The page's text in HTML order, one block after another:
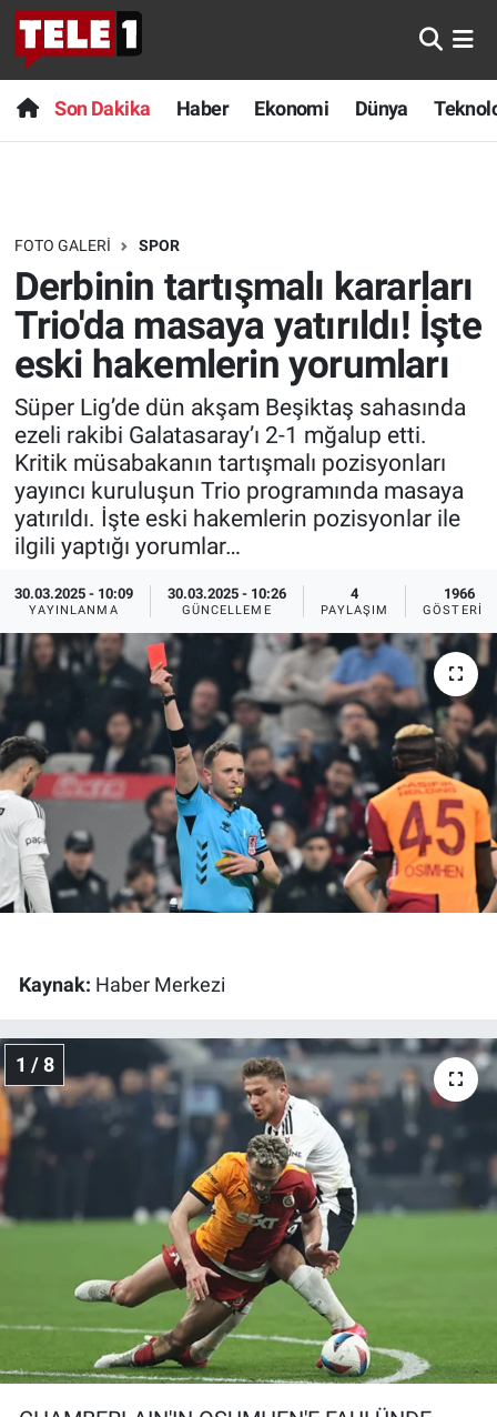
Son Dakika Haber Ekonomi Dünya
FOTO GALERI SPOR
Derbinin tartışmalı kararları
Trio'da masaya yatırıldı! İşte
eski hakemlerin yorumları
Süper Lig’de dün akşam Beşiktaş sahasında
ezeli rakibi Galatasaray’ı 2-1 mğalup etti.
Kritik müsabakanın tartışmalı pozisyonları
yayıncı kuruluşun Trio programında masaya
yatırıldı. İşte eski hakemlerin pozisyonlar ile
ilgili yaptığı yorumlar…
30.03.2025 - 10:09
YAYINLANMA
30.03.2025 - 10:26
GÜNCELLEME
4
PAYLAŞIM
1966
GÖSTERIM
Kaynak: Haber Merkezi
1 / 8
Anında Manşet
Başka Sohbetler
Bilim turu
Bilim ve Teknoloji Evreni
Doğa Konuşuyor
Dünya
Ege Saati
Ege'den Esintiler
Eğitim
Eğlence
Ekonomi
Forum
Gerçeğin İzinde
Gün Başlıyor
Gün Ortası
Gündem Özel
Günün görüntüsü
İlan
Kimdir
Koronavirüs
Kültür Sanat
Son Dakika
Haber
Dünya
Teknoloji
Sağlık
Spor
Yayın Akışı
İletişim
Nöbetçi Eczaneler
Hava Durumu
Trafik Durumu
Süper Lig Puan Durumu ve Fikstür
Tüm Manşetler
Son Dakika Haberleri
Haber Arşivi